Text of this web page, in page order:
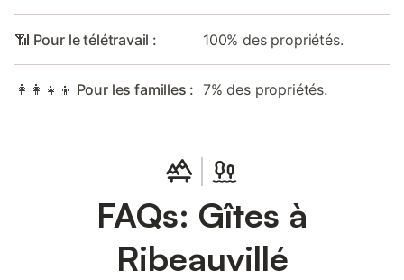
📶 Pour le télétravail : 100% des propriétés.
👩‍👩‍👧‍👦 Pour les familles : 7% des propriétés.
FAQs: Gîtes à
Ribeauvillé